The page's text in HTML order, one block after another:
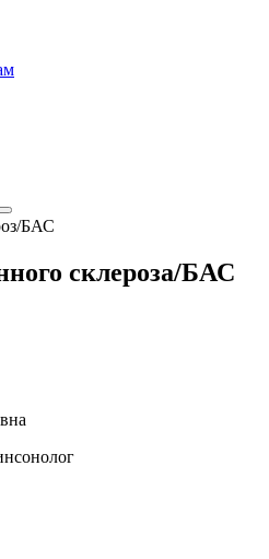
БАС
склероза/БАС